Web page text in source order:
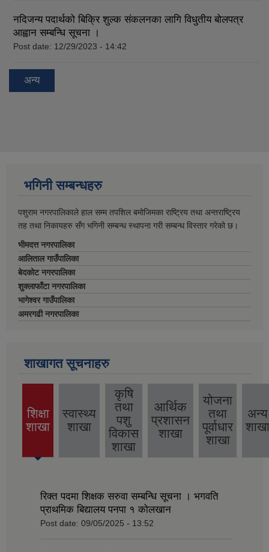
नदिजन्य पदार्थको बिक्रि शुल्क संकलनका लागि विधुतीय बोलपत्र
आह्वान सम्बन्धि सूचना ।
Post date: 12/29/2023 - 14:42
अन्य
भगिनी सम्बन्धहरु
पशुराम नगरपालिकाले हाल सम्म तपशिल बमोजिमका राष्ट्रिय तथा अन्तराष्ट्रिय
तह तथा निकायहरु सँग भगिनी सम्बन्ध स्थापना गरी सम्बन्ध विस्तार गरेको छ।
भीमदत्त नगरपालिका
आलिताल गाउँपालिका
बेदकोट नगरपालिका
शुक्लाफाँटा नगरपालिका
भागेश्वर गाउँपालिका
अमरगढी नगरपालिका
शाखागत सूचनाहरु
शिक्षा
शाखा
(active
स्वास्थ्य
शाखा
कृषि
तथा
पशु
विकास
शाखा
आर्थिक
प्रशासन
शाखा
योजना
तथा
पूर्वाधार
शाखा
अन्य
शाखा
रिक्त पदमा शिक्षक सरुवा सम्बन्धि सूचना । भगवति
प्राथमिक बिद्यालय पनपा १ कोलखान
Post date: 09/05/2025 - 13:52